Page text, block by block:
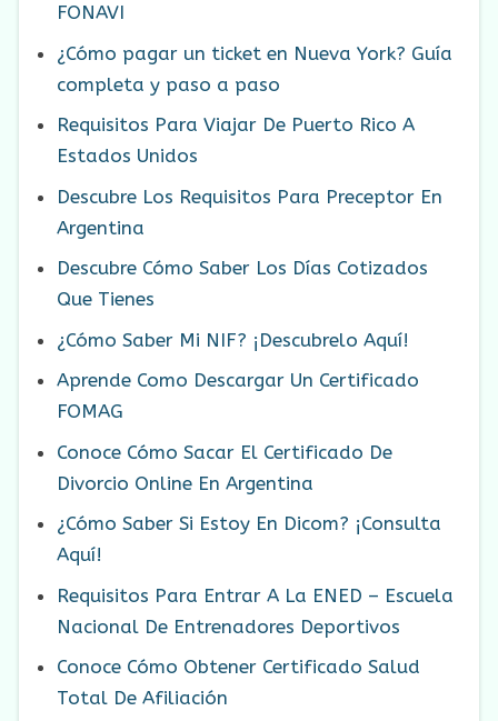
FONAVI
¿Cómo pagar un ticket en Nueva York? Guía
completa y paso a paso
Requisitos Para Viajar De Puerto Rico A
Estados Unidos
Descubre Los Requisitos Para Preceptor En
Argentina
Descubre Cómo Saber Los Días Cotizados
Que Tienes
¿Cómo Saber Mi NIF? ¡Descubrelo Aquí!
Aprende Como Descargar Un Certificado
FOMAG
Conoce Cómo Sacar El Certificado De
Divorcio Online En Argentina
¿Cómo Saber Si Estoy En Dicom? ¡Consulta
Aquí!
Requisitos Para Entrar A La ENED – Escuela
Nacional De Entrenadores Deportivos
Conoce Cómo Obtener Certificado Salud
Total De Afiliación